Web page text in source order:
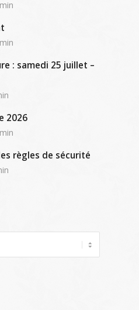
: samedi 25 juillet –
2026
règles de sécurité